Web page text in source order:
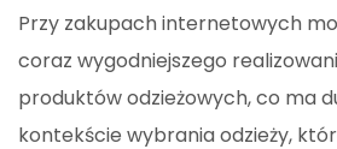
Przy zakupach internetowych
coraz wygodniejszego
produktów odzieżowych, co ma
kontekście wybrania odzieży,